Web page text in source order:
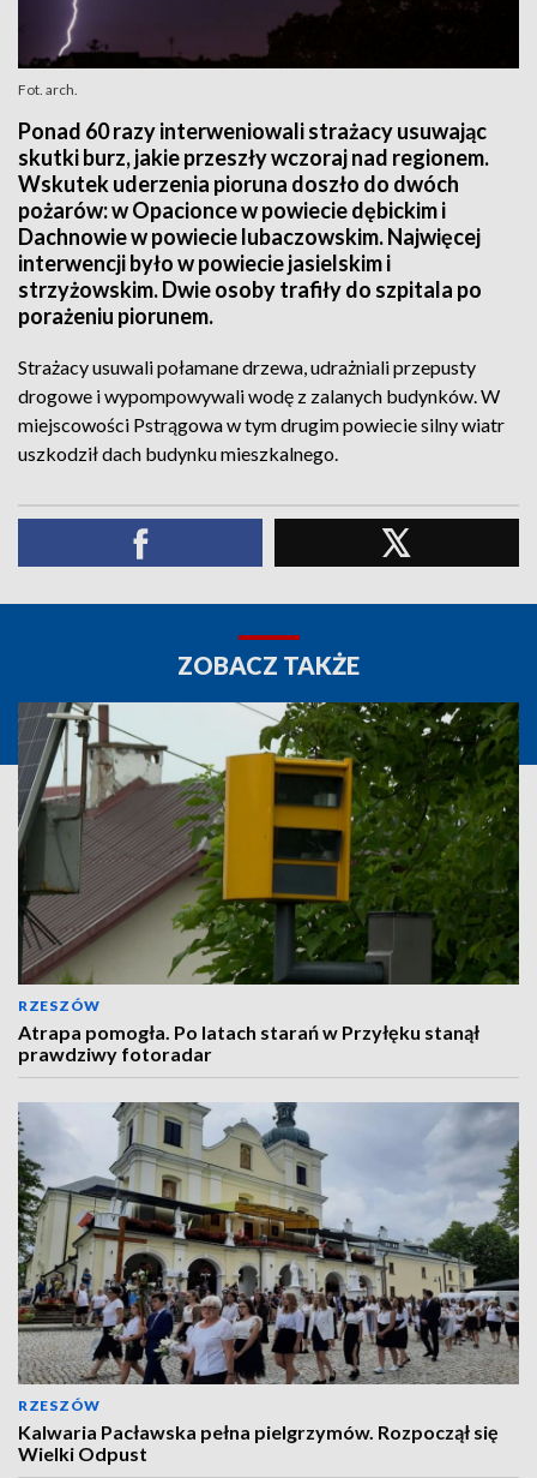
Fot. arch.
Ponad 60 razy interweniowali strażacy usuwając
skutki burz, jakie przeszły wczoraj nad regionem.
Wskutek uderzenia pioruna doszło do dwóch
pożarów: w Opacionce w powiecie dębickim i
Dachnowie w powiecie lubaczowskim. Najwięcej
interwencji było w powiecie jasielskim i
strzyżowskim. Dwie osoby trafiły do szpitala po
porażeniu piorunem.
Strażacy usuwali połamane drzewa, udrażniali przepusty
drogowe i wypompowywali wodę z zalanych budynków. W
miejscowości Pstrągowa w tym drugim powiecie silny wiatr
uszkodził dach budynku mieszkalnego.
ZOBACZ TAKŻE
RZESZÓW
Atrapa pomogła. Po latach starań w Przyłęku stanął
prawdziwy fotoradar
RZESZÓW
Kalwaria Pacławska pełna pielgrzymów. Rozpoczął się
Wielki Odpust